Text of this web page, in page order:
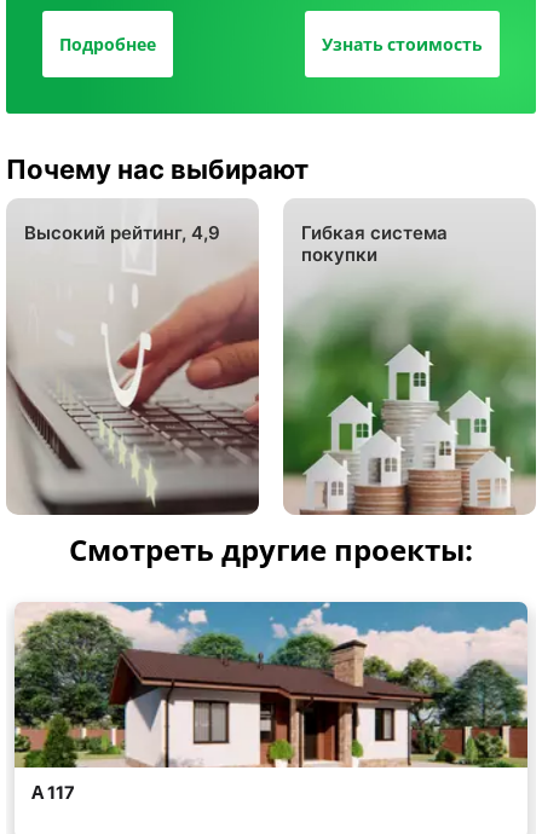
Подробнее Узнать стоимость
Почему нас выбирают
Высокий рейтинг, 4,9
Гибкая система
покупки
Смотреть другие проекты: